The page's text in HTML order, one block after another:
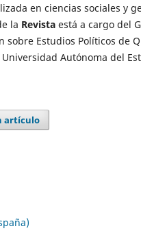
en ciencias sociales y
la Revistaestá a cargo del
sobre Estudios Políticos de
Autónoma del
artículo